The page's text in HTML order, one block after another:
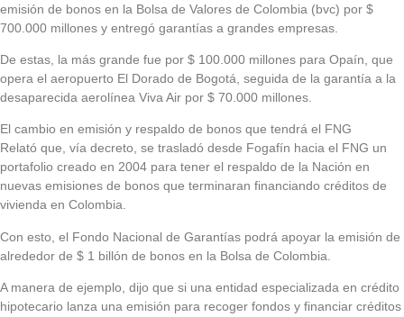
emisión de bonos en la Bolsa de Valores de Colombia (bvc) por $
700.000 millones y entregó garantías a grandes empresas.
De estas, la más grande fue por $ 100.000 millones para Opaín, que
opera el aeropuerto El Dorado de Bogotá, seguida de la garantía a la
desaparecida aerolínea Viva Air por $ 70.000 millones.
El cambio en emisión y respaldo de bonos que tendrá el FNG
Relató que, vía decreto, se trasladó desde Fogafín hacia el FNG un
portafolio creado en 2004 para tener el respaldo de la Nación en
nuevas emisiones de bonos que terminaran financiando créditos de
vivienda en Colombia.
Con esto, el Fondo Nacional de Garantías podrá apoyar la emisión de
alrededor de $ 1 billón de bonos en la Bolsa de Colombia.
A manera de ejemplo, dijo que si una entidad especializada en crédito
hipotecario lanza una emisión para recoger fondos y financiar créditos